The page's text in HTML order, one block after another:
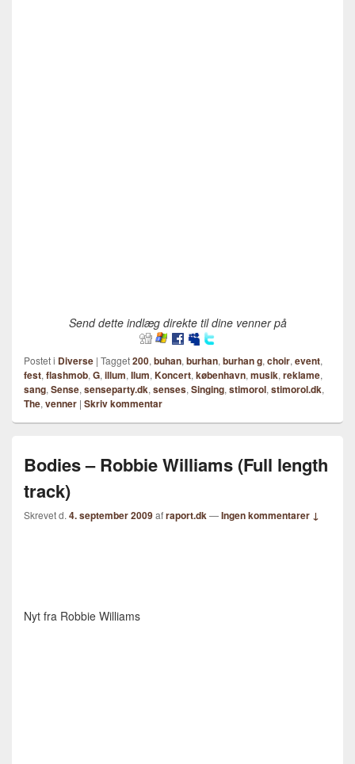
Send dette indlæg direkte til dine venner på
Postet i Diverse | Tagget200, buhan, burhan, burhan g, choir, event,
fest, flashmob, G, illum, Ilum, Koncert, københavn, musik, reklame,
sang, Sense, senseparty.dk, senses, Singing, stimorol, stimorol.dk,
The, venner | Skriv kommentar
Bodies – Robbie Williams (Full length
track)
Skrevet d. 4. september 2009afraport.dk—Ingen kommentarer ↓
Nyt fra Robbie Williams